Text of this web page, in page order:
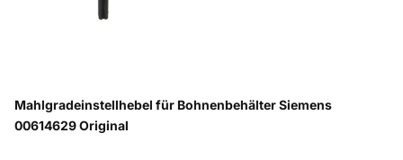
Mahlgradeinstellhebel für Bohnenbehälter Siemens
00614629 Original